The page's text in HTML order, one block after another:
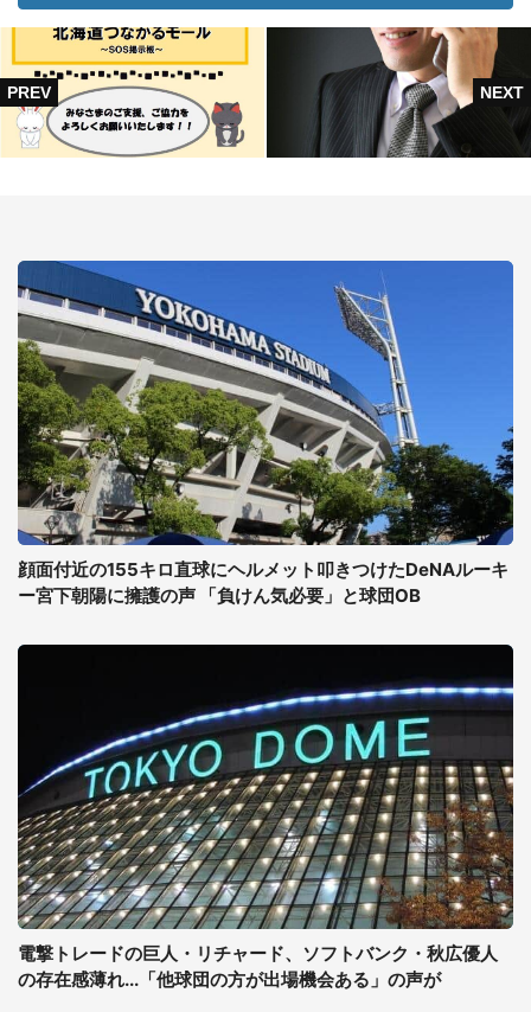
顔面付近の155キロ直球にヘルメット叩きつけたDeNAルーキ
ー宮下朝陽に擁護の声 「負けん気必要」と球団OB
電撃トレードの巨人・リチャード、ソフトバンク・秋広優人
の存在感薄れ...「他球団の方が出場機会ある」の声が